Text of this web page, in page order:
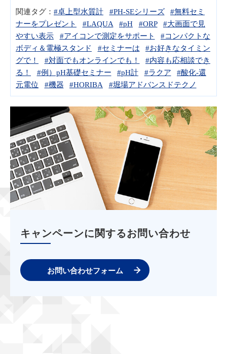
関連タグ： #卓上型水質計 #PH-SEシリーズ
#無料セミ
ナーをプレゼント
#LAQUA #pH #ORP
#大画面で見
やすい表示
#アイコンで測定をサポート
#コンパクトな
ボディ＆電極スタンド
#セミナーは
#お好きなタイミン
グで！
#対面でもオンラインでも！
#内容も応相談でき
る！
#例）pH基礎セミナー #pH計 #ラクア
#酸化-還
元電位
#機器 #HORIBA #堀場アドバンスドテクノ
キャンペーンに関するお問い合わせ
お問い合わせフォーム